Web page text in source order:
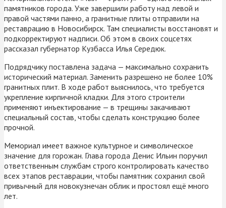
памятников города. Уже завершили работу над левой и
правой частями панно, а гранитные плиты отправили на
реставрацию в Новосибирск. Там специалисты восстановят и
подкорректируют надписи. Об этом в своих соцсетях
рассказал губернатор Кузбасса Илья Середюк.
Подрядчику поставлена задача — максимально сохранить
исторический материал. Заменить разрешено не более 10%
гранитных плит. В ходе работ выяснилось, что требуется
укрепление кирпичной кладки. Для этого строители
применяют инъектирование — в трещины закачивают
специальный состав, чтобы сделать конструкцию более
прочной.
Мемориал имеет важное культурное и символическое
значение для горожан. Глава города Денис Ильин поручил
ответственным службам строго контролировать качество
всех этапов реставрации, чтобы памятник сохранил свой
привычный для новокузнечан облик и простоял ещё много
лет.